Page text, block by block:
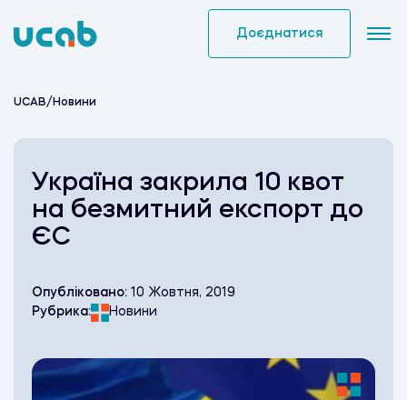
to
Доєднатися
UCAB/ Новини
Україна закрила 10 квот
на безмитний експорт до
ЄС
Опубліковано: 10 Жовтня, 2019
Рубрика:
Новини